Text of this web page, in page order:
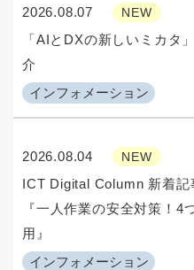
2026.08.07 NEW
インフォメーション
「AIとDXの新しいミカタ
介
2026.08.04 NEW
インフォメーション
ICT Digital Column 新着記
『一人作業の安全対策！4
用』